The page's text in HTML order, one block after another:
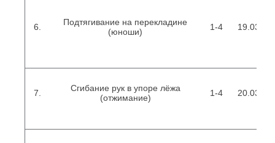
6.
Подтягивание на перекладине
(юноши)
1-4
7.
Сгибание рук в упоре лёжа
(отжимание)
1-4